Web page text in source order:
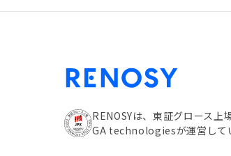
RENOSYは、東証グロース上
GA technologiesが運営して